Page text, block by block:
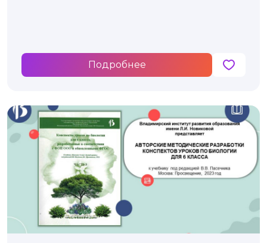
Подробнее